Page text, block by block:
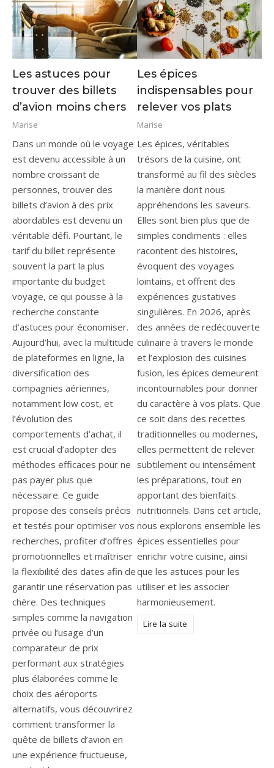
Les astuces pour
trouver des billets
d’avion moins chers
Marise
Dans un monde où le voyage
est devenu accessible à un
nombre croissant de
personnes, trouver des
billets d’avion à des prix
abordables est devenu un
véritable défi. Pourtant, le
tarif du billet représente
souvent la part la plus
importante du budget
voyage, ce qui pousse à la
recherche constante
d’astuces pour économiser.
Aujourd’hui, avec la multitude
de plateformes en ligne, la
diversification des
compagnies aériennes,
notamment low cost, et
l’évolution des
comportements d’achat, il
est crucial d’adopter des
méthodes efficaces pour ne
pas payer plus que
nécessaire. Ce guide
propose des conseils précis
et testés pour optimiser vos
recherches, profiter d’offres
promotionnelles et maîtriser
la flexibilité des dates afin de
garantir une réservation pas
chère. Des techniques
simples comme la navigation
privée ou l’usage d’un
comparateur de prix
performant aux stratégies
plus élaborées comme le
choix des aéroports
alternatifs, vous découvrirez
comment transformer la
quête de billets d’avion en
une expérience fructueuse,
Les épices
indispensables pour
relever vos plats
Marise
Les épices, véritables
trésors de la cuisine, ont
transformé au fil des siècles
la manière dont nous
appréhendons les saveurs.
Elles sont bien plus que de
simples condiments : elles
racontent des histoires,
évoquent des voyages
lointains, et offrent des
expériences gustatives
singulières. En 2026, après
des années de redécouverte
culinaire à travers le monde
et l’explosion des cuisines
fusion, les épices demeurent
incontournables pour donner
du caractère à vos plats. Que
ce soit dans des recettes
traditionnelles ou modernes,
elles permettent de relever
subtilement ou intensément
les préparations, tout en
apportant des bienfaits
nutritionnels. Dans cet article,
nous explorons ensemble les
épices essentielles pour
enrichir votre cuisine, ainsi
que les astuces pour les
utiliser et les associer
harmonieusement.
Lire la suite